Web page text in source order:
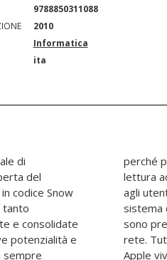
9788850311088
2010
Informatica
ita
di
del
tanto
e consolidate
e
sempre
Un
10.6, sia
e al lavoro in
Apple